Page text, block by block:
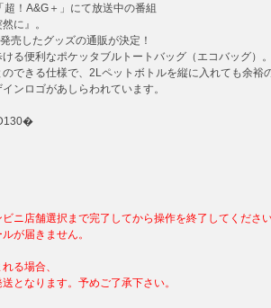
！A&G＋」にて放送中の番組
に』。
売したグッズの通販が決定！
る便利なポケッタブルトートバッグ（エコバッグ）
できる仕様で、2Lペットボトルを縦に入れても余裕
ンロゴがあしらわれています。
ニ店舗選択まで完了してから操作を終了してくださ
が届きません。
る場合、
となります。予めご了承下さい。